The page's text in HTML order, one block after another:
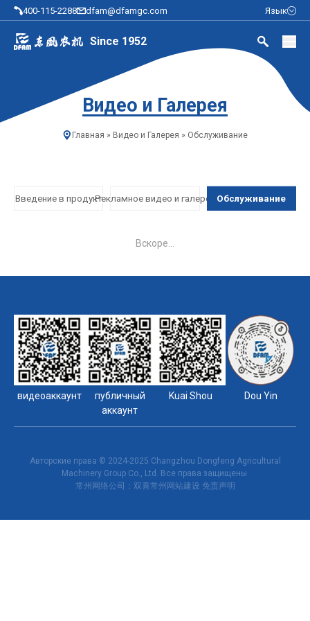
400-115-2288 dfam@dfamgc.com Язык
Since 1952
Видео и Галерея
Главная » Видео и Галерея » Обслуживание
Введение в продуктРекламное видео и галерея Обслуживание
Вскоре...
видеоаккаунт
публичный
аккаунт
Kuai Shou Dou Yin
Авторские права © 2024-2025 Changzhou Dongfeng Agricultural
Machinery Group Co., Ltd. Все права защищены.
常州网络公司 ：双喜常州网站建设 免责声明